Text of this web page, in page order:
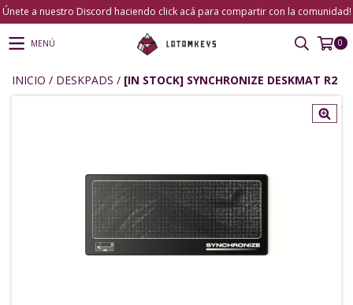
Únete a nuestro Discord haciendo click acá para compartir con la comunidad!
MENÚ 0
INICIO / DESKPADS / [IN STOCK] SYNCHRONIZE DESKMAT R2